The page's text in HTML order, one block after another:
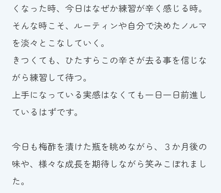
くなった時、今日はなぜか練習が辛く感じる時。
そんな時こそ、ルーティンや自分で決めたノルマ
を淡々とこなしていく。
きつくても、ひたすらこの辛さが去る事を信じな
がら練習して待つ。
上手になっている実感はなくても一日一日前進し
ているはずです。
今日も梅酢を漬けた瓶を眺めながら、３か月後の
味や、様々な成長を期待しながら笑みこぼれまし
た。